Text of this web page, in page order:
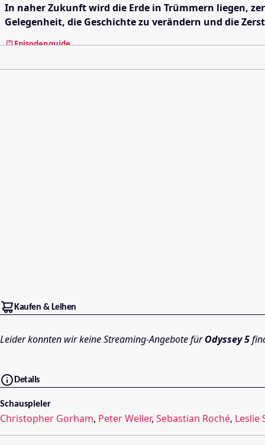
In naher Zukunft wird die Erde in Trümmern liegen,
Gelegenheit, die Geschichte zu verändern und die
Episodenguide
Kaufen & Leihen
Leider konnten wir keine Streaming-Angebote fürOdyssey 5
Details
Schauspieler
Christopher Gorham, Peter Weller, Sebastian Roché, Leslie